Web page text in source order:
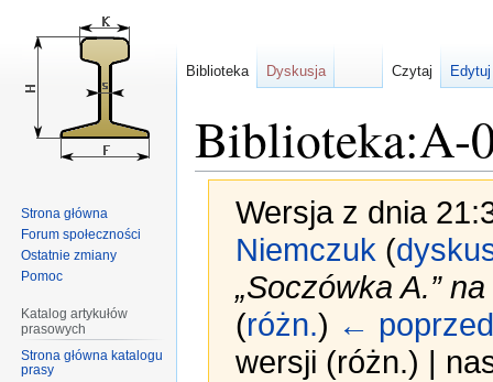
Biblioteka:A-
Wersja z dnia
Niemczuk (
„Soczówka A.”
(różn.) ←
wersji (różn.) |
Biblioteka Dyskusja Czytaj
Strona główna
Forum społeczności
Ostatnie zmiany
Pomoc
Katalog artykułów
prasowych
Strona główna katalogu
prasy